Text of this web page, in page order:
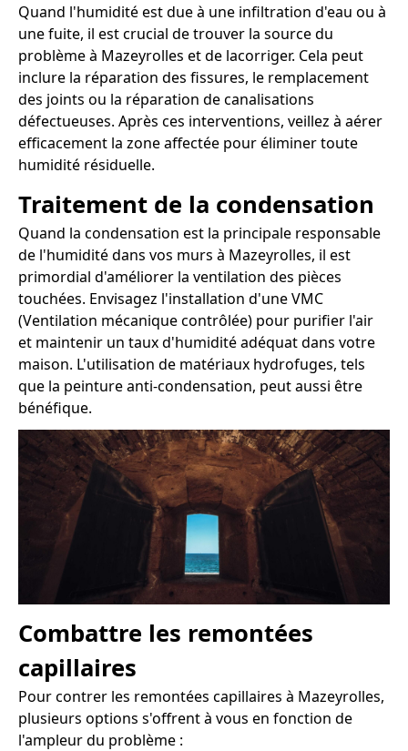
Quand l'humidité est due à une infiltration d'eau ou à
une fuite, il est crucial de trouver la source du
problème à Mazeyrolles et de lacorriger. Cela peut
inclure la réparation des fissures, le remplacement
des joints ou la réparation de canalisations
défectueuses. Après ces interventions, veillez à aérer
efficacement la zone affectée pour éliminer toute
humidité résiduelle.
Traitement de la condensation
Quand la condensation est la principale responsable
de l'humidité dans vos murs à Mazeyrolles, il est
primordial d'améliorer la ventilation des pièces
touchées. Envisagez l'installation d'une VMC
(Ventilation mécanique contrôlée) pour purifier l'air
et maintenir un taux d'humidité adéquat dans votre
maison. L'utilisation de matériaux hydrofuges, tels
que la peinture anti-condensation, peut aussi être
bénéfique.
Combattre les remontées
capillaires
Pour contrer les remontées capillaires à Mazeyrolles,
plusieurs options s'offrent à vous en fonction de
l'ampleur du problème :